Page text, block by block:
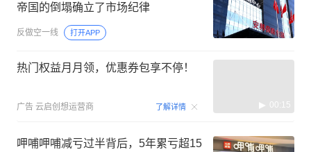
帝国的倒塌确立了市场纪律
反做空一线 打开APP
热门权益月月领，优惠券包享不停！
广告 云启创想运营商 了解详情 00:15
呷哺呷哺减亏过半背后，5年累亏超15